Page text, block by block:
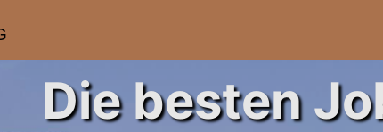
Die besten